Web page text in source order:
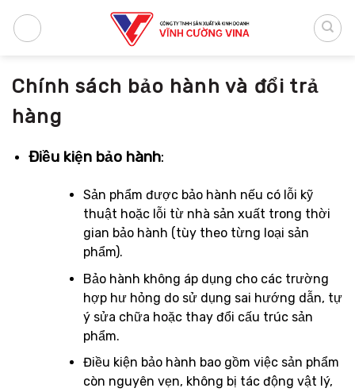
qua
Chính sách bảo hành và đổi trả
hàng
Điều kiện bảo hành:
Sản phẩm được bảo hành nếu có lỗi kỹ
thuật hoặc lỗi từ nhà sản xuất trong thời
gian bảo hành (tùy theo từng loại sản
phẩm).
Bảo hành không áp dụng cho các trường
hợp hư hỏng do sử dụng sai hướng dẫn, tự
ý sửa chữa hoặc thay đổi cấu trúc sản
phẩm.
Điều kiện bảo hành bao gồm việc sản phẩm
còn nguyên vẹn, không bị tác động vật lý,